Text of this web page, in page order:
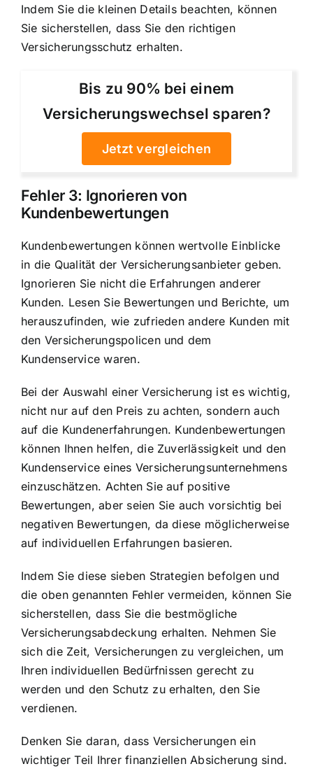
Indem Sie die kleinen Details beachten, können
Sie sicherstellen, dass Sie den richtigen
Versicherungsschutz erhalten.
Bis zu 90% bei einem
Versicherungswechsel sparen?
Jetzt vergleichen
Fehler 3: Ignorieren von
Kundenbewertungen
Kundenbewertungen können wertvolle Einblicke
in die Qualität der Versicherungsanbieter geben.
Ignorieren Sie nicht die Erfahrungen anderer
Kunden. Lesen Sie Bewertungen und Berichte, um
herauszufinden, wie zufrieden andere Kunden mit
den Versicherungspolicen und dem
Kundenservice waren.
Bei der Auswahl einer Versicherung ist es wichtig,
nicht nur auf den Preis zu achten, sondern auch
auf die Kundenerfahrungen. Kundenbewertungen
können Ihnen helfen, die Zuverlässigkeit und den
Kundenservice eines Versicherungsunternehmens
einzuschätzen. Achten Sie auf positive
Bewertungen, aber seien Sie auch vorsichtig bei
negativen Bewertungen, da diese möglicherweise
auf individuellen Erfahrungen basieren.
Indem Sie diese sieben Strategien befolgen und
die oben genannten Fehler vermeiden, können Sie
sicherstellen, dass Sie die bestmögliche
Versicherungsabdeckung erhalten. Nehmen Sie
sich die Zeit, Versicherungen zu vergleichen, um
Ihren individuellen Bedürfnissen gerecht zu
werden und den Schutz zu erhalten, den Sie
verdienen.
Denken Sie daran, dass Versicherungen ein
wichtiger Teil Ihrer finanziellen Absicherung sind.